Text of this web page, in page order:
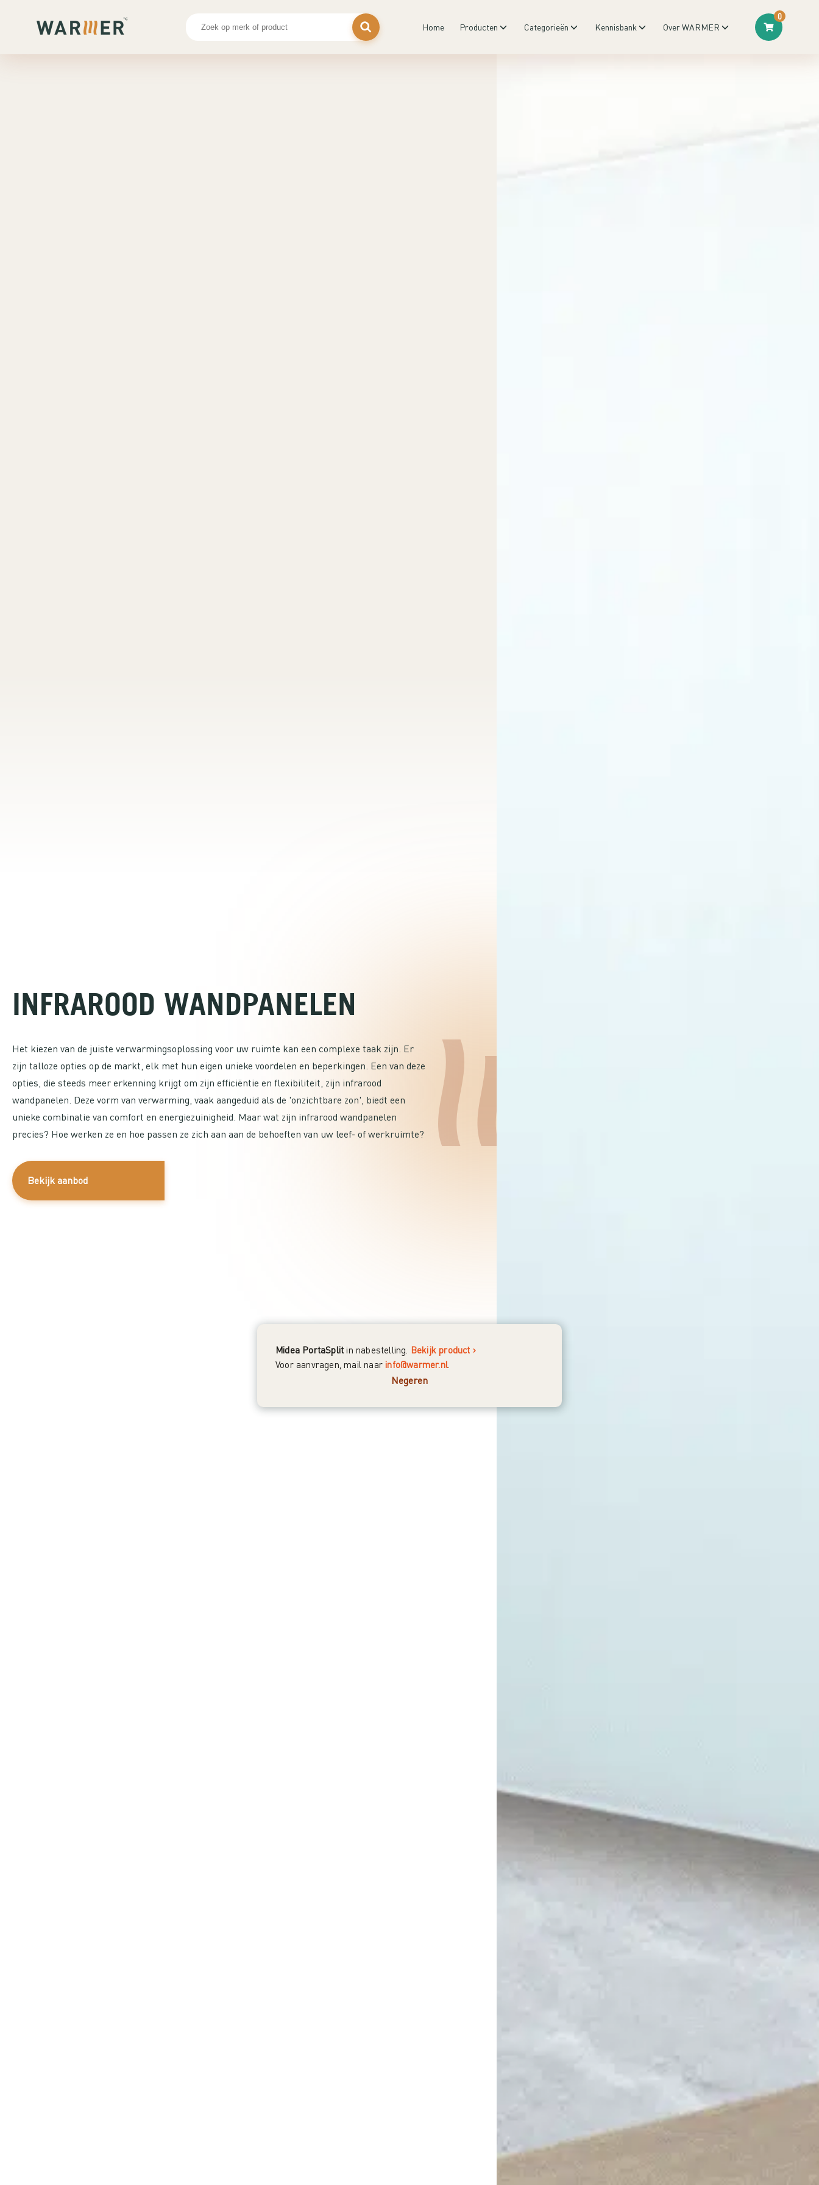
Midea PortaSplit in nabestelling. Bekijk product ›
Voor aanvragen, mail naarinfo@warmer.nl
Negeren
Home Producten Categorieën Kennisbank Over WARMER
0
Infrarood Wandpanelen Infrarood Wandpanelen Informatie
INFRAROOD WANDPANELEN
Het kiezen van de juiste verwarmingsoplossing voor uw ruimte kan een complexe taak zijn. Er
zijn talloze opties op de markt, elk met hun eigen unieke voordelen en beperkingen. Een van deze
opties, die steeds meer erkenning krijgt om zijn efficiëntie en flexibiliteit, zijn infrarood
wandpanelen. Deze vorm van verwarming, vaak aangeduid als de 'onzichtbare zon', biedt een
unieke combinatie van comfort en energiezuinigheid. Maar wat zijn infrarood wandpanelen
precies? Hoe werken ze en hoe passen ze zich aan aan de behoeften van uw leef- of werkruimte?
Bekijk aanbod